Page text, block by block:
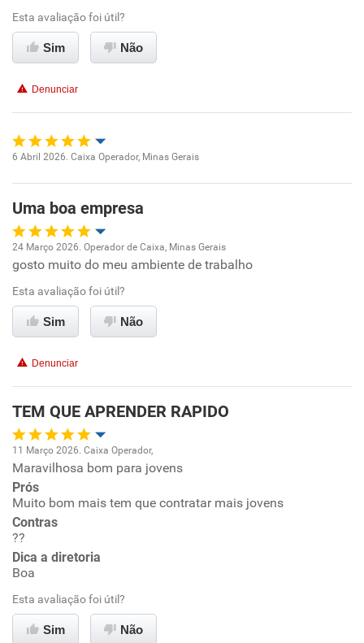
Ambiente de trabalho
Benefícios
Recomenda esta empresa
Esta avaliação foi útil?
Sim Não
Denunciar
Ambiente de trabalho
Conciliação com a vida familiar
Benefícios
Recomenda esta empresa
Recomenda a diretoria
6 Abril 2026. Caixa Operador, Minas Gerais
Uma boa empresa
Oportunidade de promoção
Ambiente de trabalho
Benefícios
Recomenda esta empresa
Recomenda a diretoria
24 Março 2026. Operador de Caixa, Minas Gerais
gosto muito do meu ambiente de trabalho
Esta avaliação foi útil?
Sim Não
Denunciar
TEM QUE APRENDER RAPIDO
Oportunidade de promoção
Ambiente de trabalho
Conciliação com a vida familiar
Recomenda esta empresa
11 Março 2026. Caixa Operador,
Maravilhosa bom para jovens
Prós
Muito bom mais tem que contratar mais jovens
Contras
??
Dica a diretoria
Boa
Esta avaliação foi útil?
Sim Não